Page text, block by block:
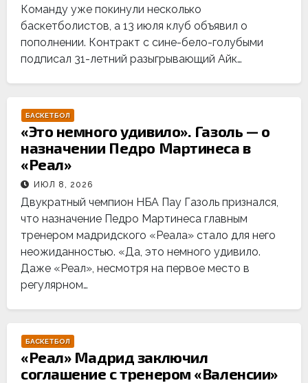
Команду уже покинули несколько
баскетболистов, а 13 июля клуб объявил о
пополнении. Контракт с сине-бело-голубыми
подписал 31-летний разыгрывающий Айк…
БАСКЕТБОЛ
«Это немного удивило». Газоль — о
назначении Педро Мартинеса в
«Реал»
ИЮЛ 8, 2026
Двукратный чемпион НБА Пау Газоль признался,
что назначение Педро Мартинеса главным
тренером мадридского «Реала» стало для него
неожиданностью. «Да, это немного удивило.
Даже «Реал», несмотря на первое место в
регулярном…
БАСКЕТБОЛ
«Реал» Мадрид заключил
соглашение с тренером «Валенсии»